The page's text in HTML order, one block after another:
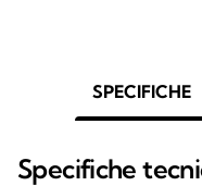
SPECIFICHE
Specifiche